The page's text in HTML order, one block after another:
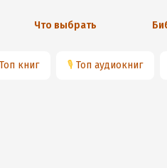
Что выбрать
Топ книг 🎙 Топ аудиокниг